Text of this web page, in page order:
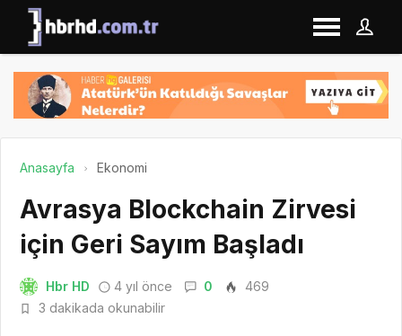
Anasayfa Ekonomi
Avrasya Blockchain Zirvesi
için Geri Sayım Başladı
Hbr HD 4 yıl önce 0
469
3 dakikada okunabilir